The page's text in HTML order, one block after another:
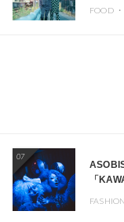
FOOD ・
07
「